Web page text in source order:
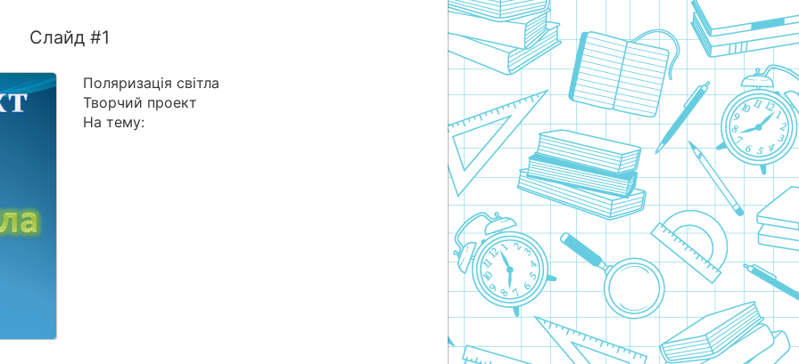
Слайд #1
Поляризація світла
Творчий проект
На тему: